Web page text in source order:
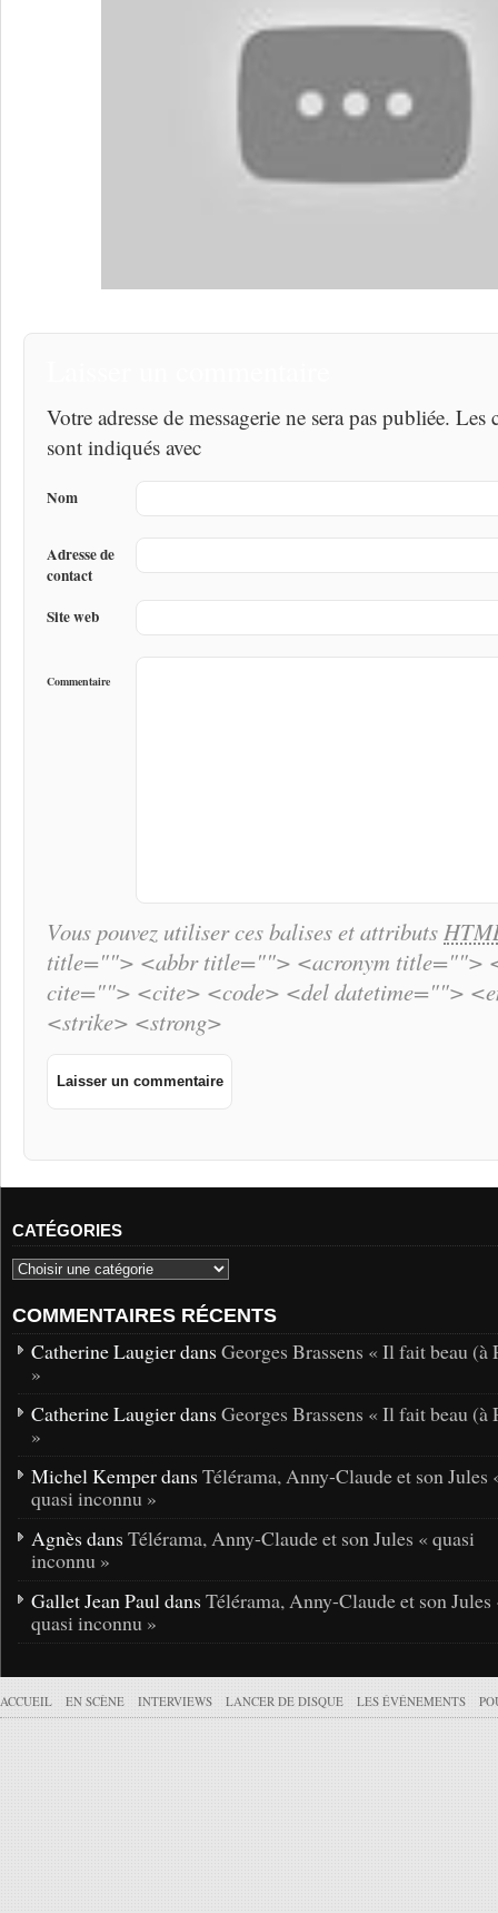
Votre adresse de messagerie ne sera pas publiée.
sont indiqués avec
Nom
Adresse de
contact
Site web
Commentaire
Vous pouvez utiliser ces balises et attributs
title=""> <abbr title=""> <acronym title="">
cite=""> <cite> <code> <del datetime="">
<strike> <strong>
CATÉGORIES
COMMENTAIRES RÉCENTS
Catherine Laugier dans Georges Brassens « Il fait beau (à
»
Catherine Laugier dans Georges Brassens « Il fait beau (à
»
Michel Kemper dans Télérama, Anny-Claude et son Jules
quasi inconnu »
Agnès dans Télérama, Anny-Claude et son Jules « quasi
inconnu »
Gallet Jean Paul dans Télérama, Anny-Claude et son Jules
quasi inconnu »
ACCUEIL EN SCÈNE INTERVIEWS LANCER DE DISQUE LES ÉVÉNEMENTS